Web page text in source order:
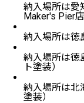
納入場所は愛
Maker's Pier
納入場所は徳
納入場所は徳
ト塗装）
納入場所は北
塗装）